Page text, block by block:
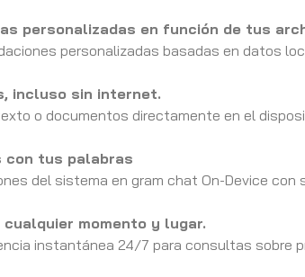
personalizadas en función de tus
personalizadas basadas en datos
incluso sin internet.
o documentos directamente en el
con tus palabras
del sistema en gram chat On-Device
momento y lugar.
instantánea 24/7 para consultas sobre